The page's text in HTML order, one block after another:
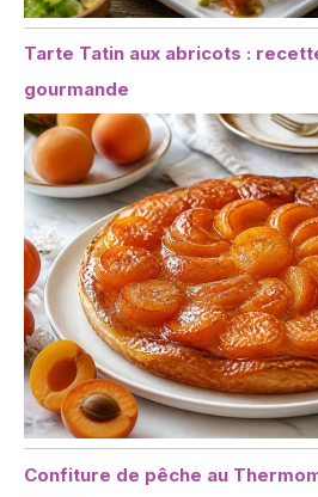
Tarte Tatin aux abricots :
gourmande
Confiture de pêche au